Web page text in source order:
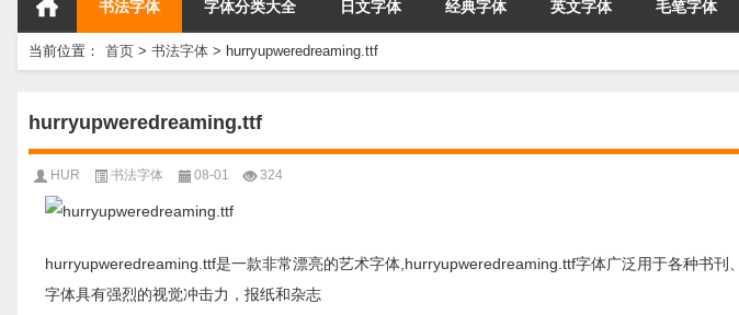
书法字体 字体分类大全 日文字体 经典字体 英文字体 毛笔字体
当前位置： 首页 > 书法字体 > hurryupweredreaming.ttf
hurryupweredreaming.ttf
HUR 书法字体 08-01 324
hurryupweredreaming.ttf是一款非常漂亮的艺术字体,hurryupweredreaming.ttf字体广泛用于各种书
字体具有强烈的视觉冲击力，报纸和杂志